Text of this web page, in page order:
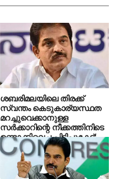
ശബരിമലയിലെ തിരക്ക്
സ്വന്തം കെടുകാര്യസ്ഥത
മറച്ചുവെക്കാനുള്ള
സര്‍ക്കാറിന്റെ നീക്കത്തിനിടെ
ഉണ്ടാക്കിവെച്ച പിടിപ്പുകേട്;
കെ.സി വേണുഗോപാല്‍